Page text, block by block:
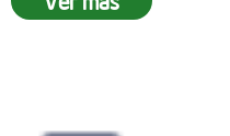
en el Páramo